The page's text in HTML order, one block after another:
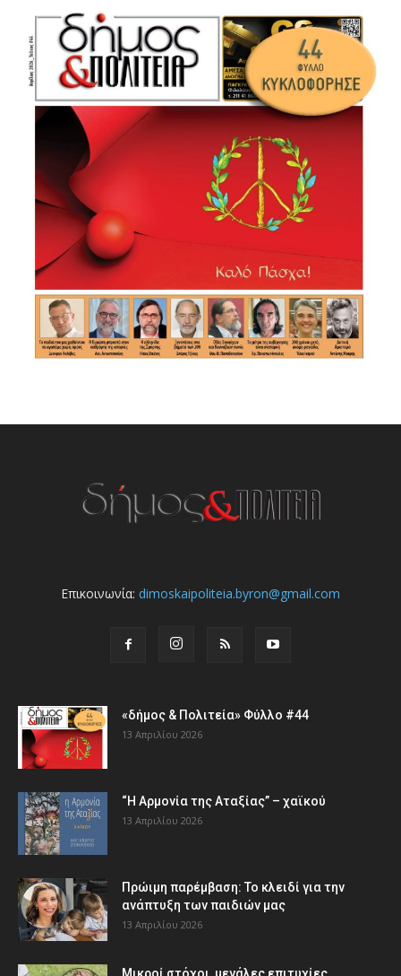
Επικοινωνία: dimoskaipoliteia.byron@gmail.com
«δήμος & Πολιτεία» Φύλλο #44
13 Απριλίου 2026
“Η Αρμονία της Αταξίας” – χαϊκού
13 Απριλίου 2026
Πρώιμη παρέμβαση: Το κλειδί για την
ανάπτυξη των παιδιών µας
13 Απριλίου 2026